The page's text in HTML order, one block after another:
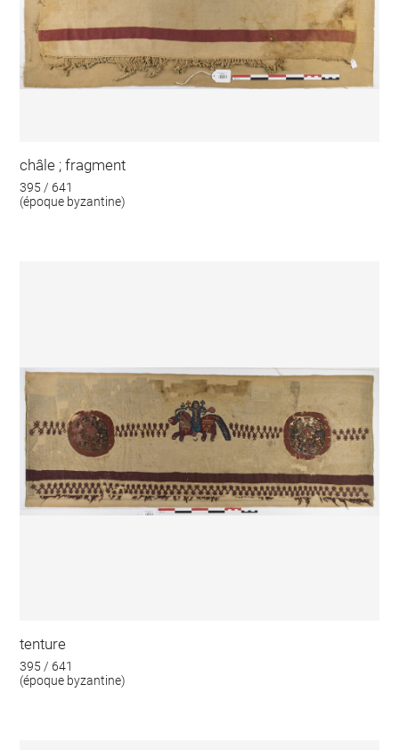
châle ; fragment
395 / 641
(époque byzantine)
tenture
395 / 641
(époque byzantine)